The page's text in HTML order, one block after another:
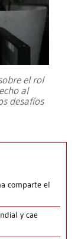
el rol
al
desafíos
comparte el
y cae